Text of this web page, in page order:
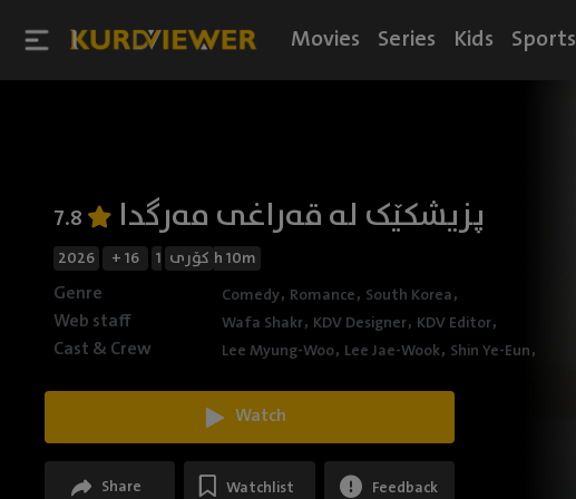
Movies Series Kids Sports
پزیشکێک لە قەراغی مەرگدا
2026 + 16 کۆری 1h 10m
Genre Comedy, Romance, South Korea,
Web staff
Wafa Shakr, KDV Designer, KDV Editor,
Cast & Crew
Lee Myung-Woo, Lee Jae-Wook, Shin Ye-Eun,
Watch
Share Watchlist Feedback